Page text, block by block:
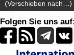
Folgen Sie uns auf: